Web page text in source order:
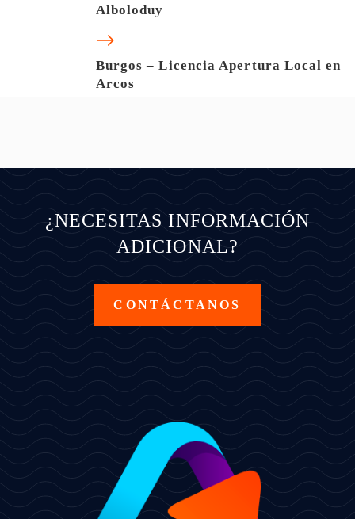
Alboloduy
Burgos – Licencia Apertura Local en
Arcos
¿NECESITAS INFORMACIÓN
ADICIONAL?
CONTÁCTANOS